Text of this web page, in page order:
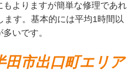
もよりますが簡単な修理であれ
ます。基本的には平均1時間以
いです。
田市出口町エリア